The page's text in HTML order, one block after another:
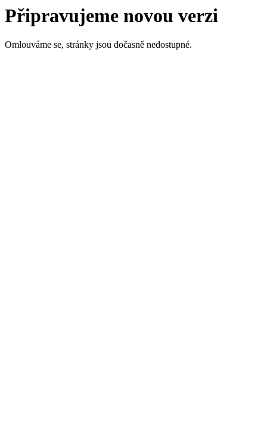
Připravujeme novou verzi
Omlouváme se, stránky jsou dočasně nedostupné.